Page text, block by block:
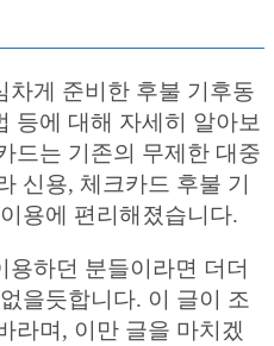
차게 준비한 후불 기후동
등에 대해 자세히 알아보
드는 기존의 무제한 대중
신용, 체크카드 후불 기
용에 편리해졌습니다.
하던 분들이라면 더더
을듯합니다. 이 글이 조
라며, 이만 글을 마치겠